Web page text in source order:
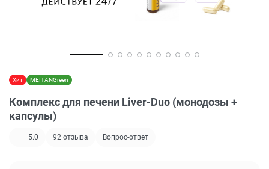
Комплекс для печени Liver-Duo (монодозы +
капсулы)
5.0 92 отзыва Вопрос-ответ
Хит MEITANGreen